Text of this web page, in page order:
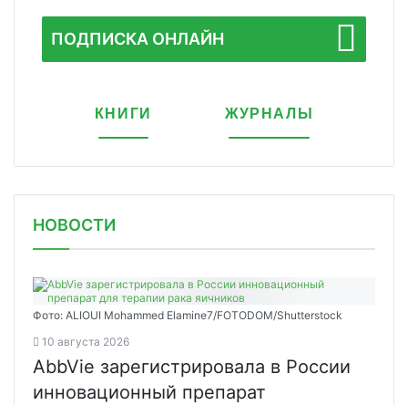
ПОДПИСКА ОНЛАЙН
КНИГИ ЖУРНАЛЫ
НОВОСТИ
Фото: ALIOUI Mohammed Elamine7/FOTODOM/Shutterstock
10 августа 2026
AbbVie зарегистрировала в России
инновационный препарат